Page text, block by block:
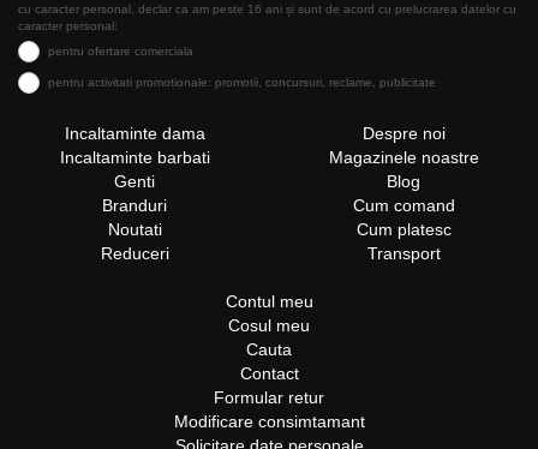
cu caracter personal, declar ca am peste 16 ani și sunt de acord cu prelucrarea datelor cu
caracter personal:
pentru ofertare comerciala
pentru activitati promotionale: promotii, concursuri, reclame, publicitate
Incaltaminte dama
Incaltaminte barbati
Genti
Branduri
Noutati
Reduceri
Despre noi
Magazinele noastre
Blog
Cum comand
Cum platesc
Transport
Contul meu
Cosul meu
Cauta
Contact
Formular retur
Modificare consimtamant
Solicitare date personale